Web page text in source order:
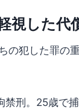
視した代
の犯した罪の
禁刑。25歳で